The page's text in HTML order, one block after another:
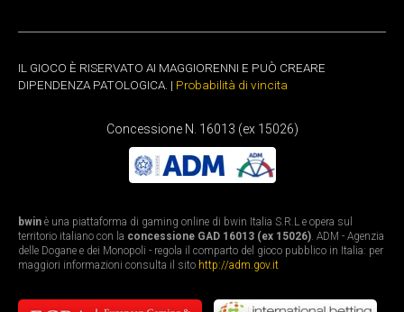
IL GIOCO È RISERVATO AI MAGGIORENNI E PUÒ CREARE
DIPENDENZA PATOLOGICA. | Probabilità di vincita
Concessione N. 16013 (ex 15026)
bwin è una piattaforma di gaming online di bwin Italia S.R.L e opera sul
territorio italiano con la concessione GAD 16013 (ex 15026) . ADM - Agenzia
delle Dogane e dei Monopoli - regola il comparto del gioco pubblico in Italia: per
maggiori informazioni consulta il sito http://adm.gov.it